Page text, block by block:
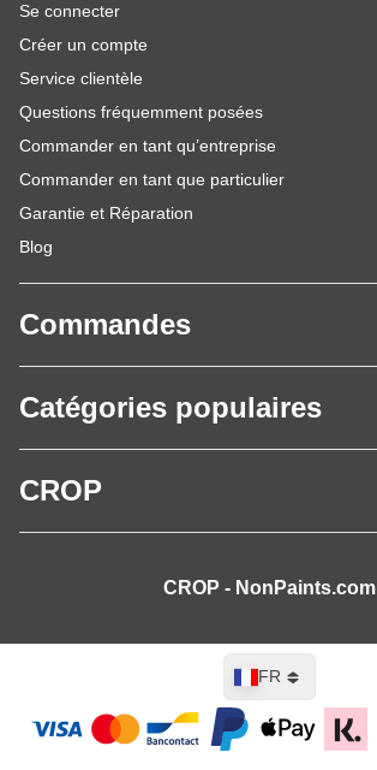
Se connecter
Créer un compte
Service clientèle
Questions fréquemment posées
Commander en tant qu’entreprise
Commander en tant que particulier
Garantie et Réparation
Blog
Commandes
Catégories populaires
CROP
CROP - NonPaints.com
Langue
FR